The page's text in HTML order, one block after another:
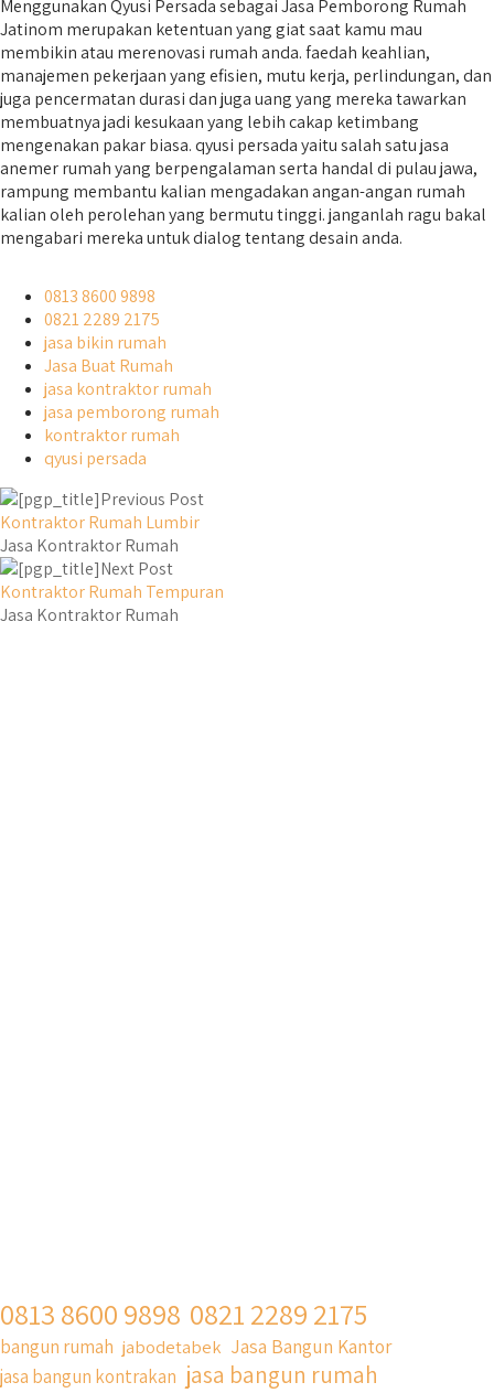
Menggunakan Qyusi Persada sebagai Jasa Pemborong Rumah
Jatinom merupakan ketentuan yang giat saat kamu mau
membikin atau merenovasi rumah anda. faedah keahlian,
manajemen pekerjaan yang efisien, mutu kerja, perlindungan, dan
juga pencermatan durasi dan juga uang yang mereka tawarkan
membuatnya jadi kesukaan yang lebih cakap ketimbang
mengenakan pakar biasa. qyusi persada yaitu salah satu jasa
anemer rumah yang berpengalaman serta handal di pulau jawa,
rampung membantu kalian mengadakan angan-angan rumah
kalian oleh perolehan yang bermutu tinggi. janganlah ragu bakal
mengabari mereka untuk dialog tentang desain anda.
0813 8600 9898
0821 2289 2175
jasa bikin rumah
Jasa Buat Rumah
jasa kontraktor rumah
jasa pemborong rumah
kontraktor rumah
qyusi persada
Previous Post
Kontraktor Rumah Lumbir
Jasa Kontraktor Rumah
Next Post
Kontraktor Rumah Tempuran
Jasa Kontraktor Rumah
0813 8600 9898 0821 2289 2175
bangun rumah jabodetabek Jasa Bangun Kantor
jasa bangun kontrakan jasa bangun rumah